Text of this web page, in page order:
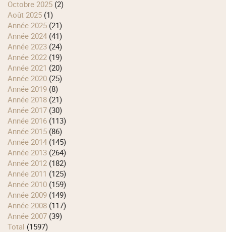
octobre 2025 (2)
août 2025 (1)
année 2025 (21)
année 2024 (41)
année 2023 (24)
année 2022 (19)
année 2021 (20)
année 2020 (25)
année 2019 (8)
année 2018 (21)
année 2017 (30)
année 2016 (113)
année 2015 (86)
année 2014 (145)
année 2013 (264)
année 2012 (182)
année 2011 (125)
année 2010 (159)
année 2009 (149)
année 2008 (117)
année 2007 (39)
total (1597)